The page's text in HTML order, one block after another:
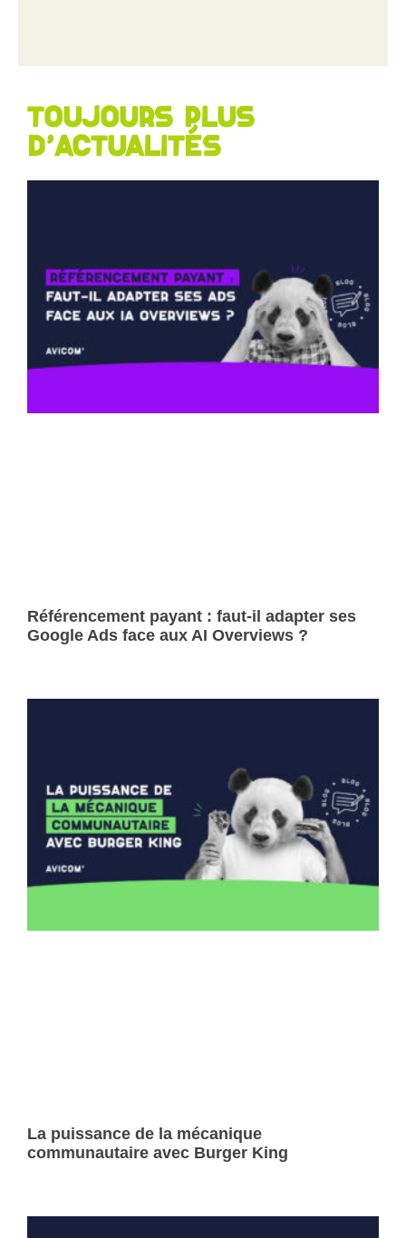
Toujours plus
d'actualités
Référencement payant : faut-il adapter ses
Google Ads face aux AI Overviews ?
La puissance de la mécanique
communautaire avec Burger King